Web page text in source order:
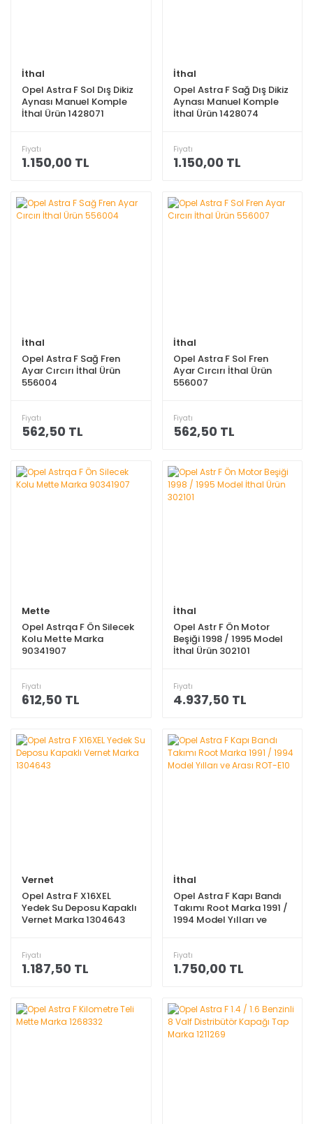
İthal
Opel Astra F Sol Dış Dikiz
Aynası Manuel Komple
İthal Ürün 1428071
Fiyatı
1.150,00 TL
İthal
Opel Astra F Sağ Dış Dikiz
Aynası Manuel Komple
İthal Ürün 1428074
Fiyatı
1.150,00 TL
İthal
Opel Astra F Sağ Fren
Ayar Cırcırı İthal Ürün
556004
Fiyatı
562,50 TL
İthal
Opel Astra F Sol Fren
Ayar Cırcırı İthal Ürün
556007
Fiyatı
562,50 TL
Mette
Opel Astrqa F Ön Silecek
Kolu Mette Marka
90341907
Fiyatı
612,50 TL
İthal
Opel Astr F Ön Motor
Beşiği 1998 / 1995 Model
İthal Ürün 302101
Fiyatı
4.937,50 TL
Vernet
Opel Astra F X16XEL
Yedek Su Deposu Kapaklı
Vernet Marka 1304643
Fiyatı
1.187,50 TL
İthal
Opel Astra F Kapı Bandı
Takımı Root Marka 1991 /
1994 Model Yılları ve
Fiyatı
1.750,00 TL